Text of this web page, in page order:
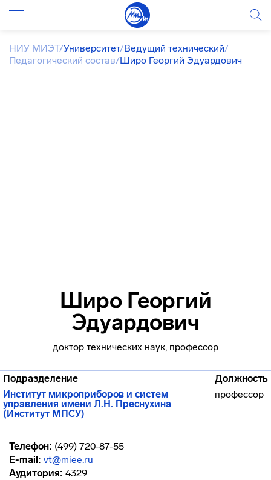
НИУ МИЭТ/Университет/Ведущий технический/
Педагогический состав/Широ Георгий Эдуардович
Широ Георгий
Эдуардович
доктор технических наук, профессор
Подразделение
Должность
Институт микроприборов и систем
управления имени Л.Н. Преснухина
(Институт МПСУ)
профессор
Телефон: (499) 720-87-55
E-mail: vt@miee.ru
Аудитория: 4329